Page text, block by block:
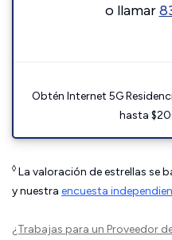
o llamar
Obtén Internet 5G
hasta
◊ La valoración de estrellas se
y nuestra encuesta
¿Trabajas para un Proveedor